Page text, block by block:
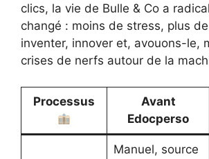
clics, la vie de Bulle & Co a
changé : moins de stress, plus
inventer, innover et, avouons-le,
crises de nerfs autour de la
Processus
Avant
Edocperso
Manuel, source